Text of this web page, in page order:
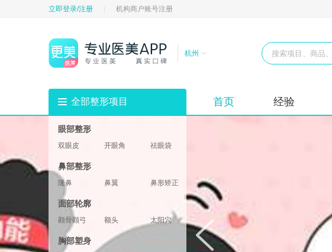
立即登录/注册 机构商户账号注册
杭州
全部整形项目 首页 经验
眼部整形
双眼皮 开眼角
祛眼袋
垫眉弓
鼻部整形
隆鼻 鼻翼
鼻形矫正
鼻部修复
鼻小柱
面部轮廓
颧骨颧弓 额头
太阳穴
酒窝
下颌角
两颚
胸部塑身